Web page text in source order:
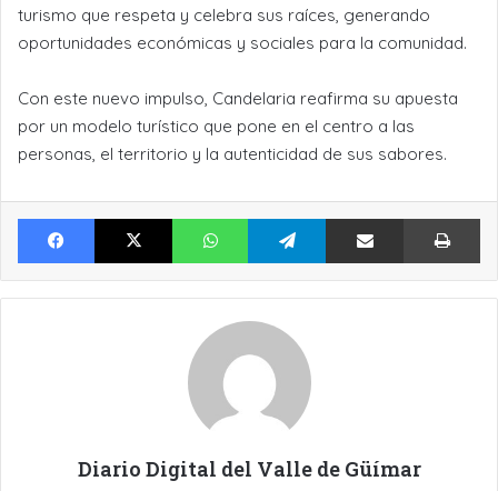
turismo que respeta y celebra sus raíces, generando
oportunidades económicas y sociales para la comunidad.
Con este nuevo impulso, Candelaria reafirma su apuesta
por un modelo turístico que pone en el centro a las
personas, el territorio y la autenticidad de sus sabores.
Facebook X WhatsApp Telegram Compartir por Email
Diario Digital del Valle de Güímar